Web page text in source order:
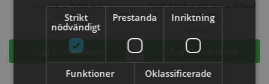
in-one – 200 ml
186,75kr
249,00kr
Lägg till i varukorg
Oud Sthlm 50 ml – 50ml
449,25kr
Lägg till i varukorg
1599.00 kr
Köp
35.00 kr
Strikt
nödvändigt
Prestanda Inriktning
Funktioner Oklassificerade